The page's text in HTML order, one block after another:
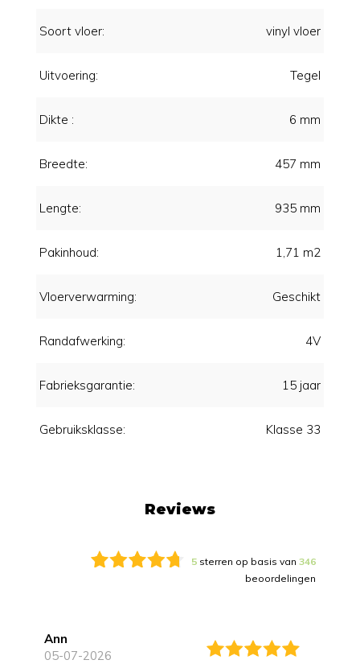
Soort vloer: vinyl vloer
Uitvoering: Tegel
Dikte : 6 mm
Breedte: 457 mm
Lengte: 935 mm
Pakinhoud: 1,71 m2
Vloerverwarming: Geschikt
Randafwerking: 4V
Fabrieksgarantie: 15 jaar
Gebruiksklasse: Klasse 33
Reviews
5 sterren op basis van 346
beoordelingen
Ann
05-07-2026